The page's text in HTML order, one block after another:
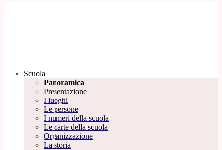
Scuola
Panoramica
Presentazione
I luoghi
Le persone
I numeri della scuola
Le carte della scuola
Organizzazione
La storia